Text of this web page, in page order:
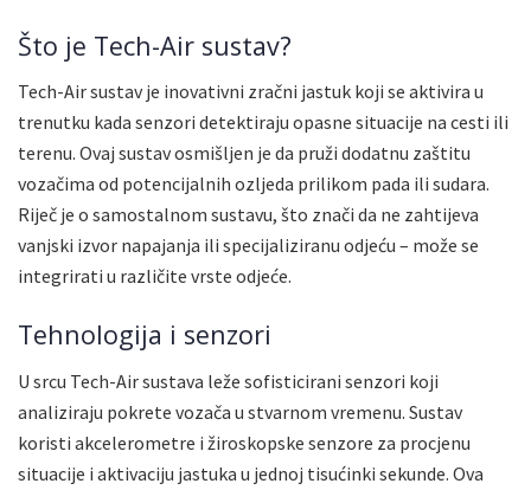
Što je Tech-Air sustav?
Tech-Air sustav je inovativni zračni jastuk koji se aktivira u
trenutku kada senzori detektiraju opasne situacije na cesti ili
terenu. Ovaj sustav osmišljen je da pruži dodatnu zaštitu
vozačima od potencijalnih ozljeda prilikom pada ili sudara.
Riječ je o samostalnom sustavu, što znači da ne zahtijeva
vanjski izvor napajanja ili specijaliziranu odjeću – može se
integrirati u različite vrste odjeće.
Tehnologija i senzori
U srcu Tech-Air sustava leže sofisticirani senzori koji
analiziraju pokrete vozača u stvarnom vremenu. Sustav
koristi akcelerometre i žiroskopske senzore za procjenu
situacije i aktivaciju jastuka u jednoj tisućinki sekunde. Ova